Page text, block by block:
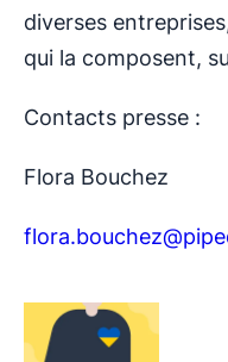
diverses
qui la composent,
Contacts presse :
Flora Bouchez